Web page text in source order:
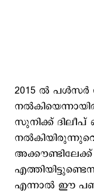
2015 ൽ പൾസർ
സുനിക്ക്
എന്നാൽ ഈ